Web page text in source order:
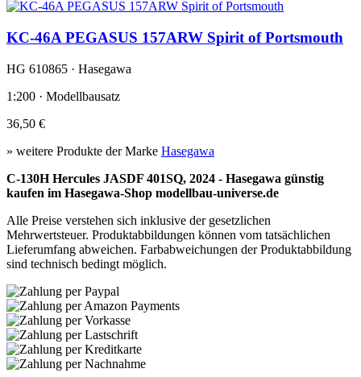
KC-46A PEGASUS 157ARW Spirit of Portsmouth
HG 610865 · Hasegawa
1:200 · Modellbausatz
36,50 €
» weitere Produkte der Marke Hasegawa
C-130H Hercules JASDF 401SQ, 2024 - Hasegawa günstig
kaufen im Hasegawa-Shop modellbau-universe.de
Alle Preise verstehen sich inklusive der gesetzlichen
Mehrwertsteuer. Produktabbildungen können vom tatsächlichen
Lieferumfang abweichen. Farbabweichungen der Produktabbildung
sind technisch bedingt möglich.